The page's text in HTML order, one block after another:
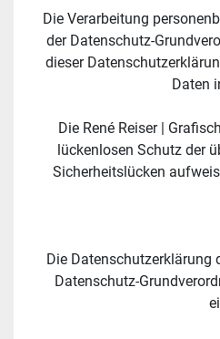
Die Verarbeitung
der Datenschutz-
dieser
Daten
Die René Reiser |
lückenlosen Schutz der
Sicherheitslücken
Die Datenschutzerklärung
Datenschutz-